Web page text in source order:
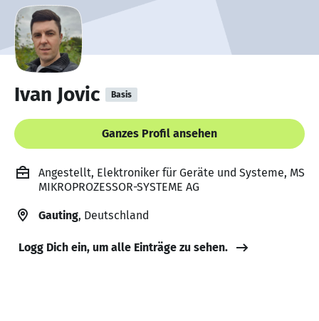
Ivan Jovic Basis
Ganzes Profil ansehen
Angestellt, Elektroniker für Geräte und Systeme, MS
MIKROPROZESSOR-SYSTEME AG
Gauting, Deutschland
Logg Dich ein, um alle Einträge zu sehen.